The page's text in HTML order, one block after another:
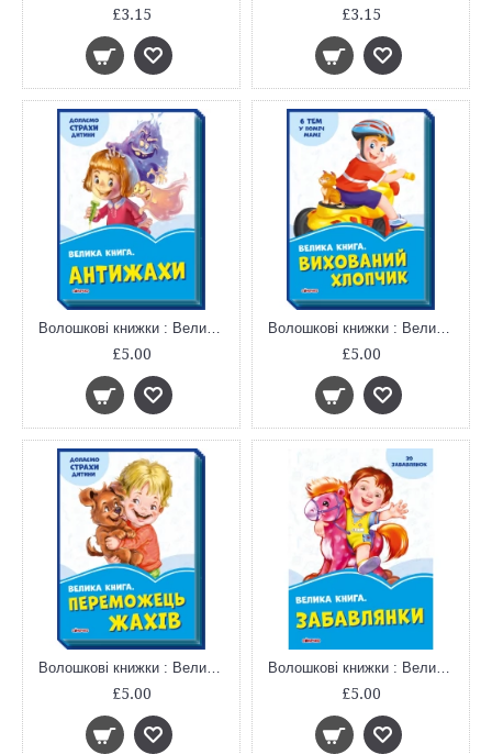
£3.15 £3.15
Волошкові книжки : Велика книга Антижахи (у)
£5.00
Волошкові книжки : Велика книга Вихований хлопчик (у)
£5.00
Волошкові книжки : Велика книга Переможець жахів (у)
£5.00
Волошкові книжки : Велика книга. Забавлянки (у)
£5.00